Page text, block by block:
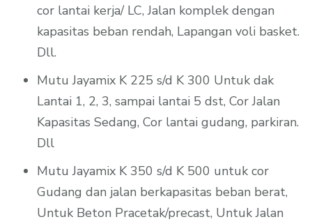
cor lantai kerja/ LC, Jalan komplek dengan
kapasitas beban rendah, Lapangan voli basket.
Dll.
Mutu Jayamix K 225 s/d K 300 Untuk dak
Lantai 1, 2, 3, sampai lantai 5 dst, Cor Jalan
Kapasitas Sedang, Cor lantai gudang, parkiran.
Dll
Mutu Jayamix K 350 s/d K 500 untuk cor
Gudang dan jalan berkapasitas beban berat,
Untuk Beton Pracetak/precast, Untuk Jalan